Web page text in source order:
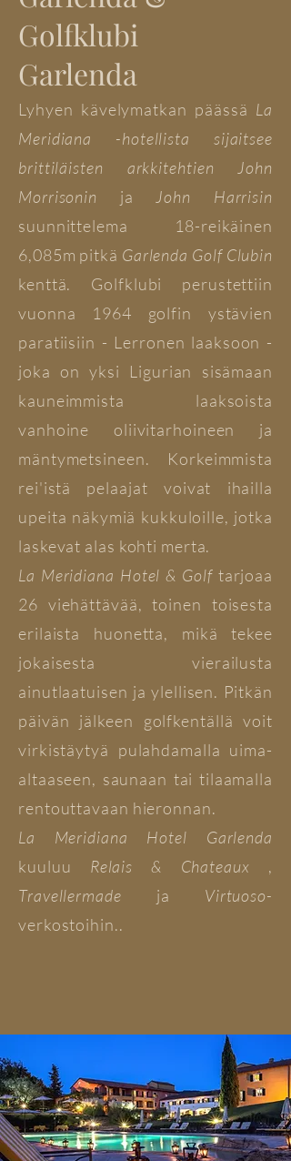
Golfklubi
Garlenda
Lyhyen kävelymatkan päässä La
Meridiana -hotellista sijaitsee
brittiläisten arkkitehtien John
Morrisonin ja
John Harrisin
suunnittelema 18-reikäinen
6,085m pitkä Garlenda Golf Clubin
kenttä. Golfklubi perustettiin
vuonna 1964 golfin ystävien
paratiisiin - Lerronen laaksoon -
joka on yksi Ligurian sisämaan
kauneimmista laaksoista
vanhoine ​​oliivitarhoineen ja
mäntymetsineen. Korkeimmista
rei'istä pelaajat voivat ihailla
upeita näkymiä kukkuloille, jotka
laskevat alas kohti merta.
La Meridiana Hotel & Golftarjoaa
26 viehättävää, toinen toisesta
erilaista huonetta, mikä tekee
jokaisesta vierailusta
ainutlaatuisen ja ylellisen. Pitkän
päivän jälkeen golfkentällä voit
virkistäytyä pulahdamalla uima-
altaaseen, saunaan tai tilaamalla
rentouttavaan hieronnan.
La Meridiana Hotel Garlenda
kuuluu Relais & Chateaux ,
Travellermade ja Virtuoso-
verkostoihin..